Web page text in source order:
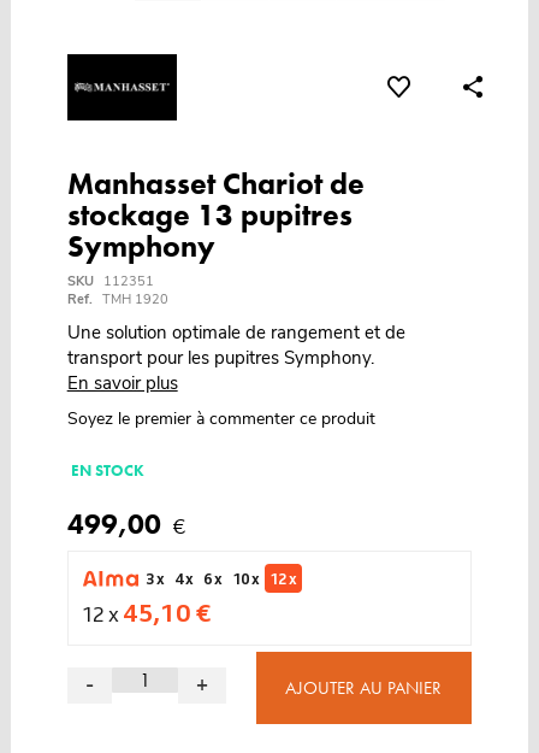
Manhasset Chariot de
stockage 13 pupitres
Symphony
SKU
112351
Ref. TMH 1920
Une solution optimale de rangement et de
transport pour les pupitres Symphony.
En savoir plus
Soyez le premier à commenter ce produit
EN STOCK
499,00 €
3 x 4 x 6 x 10 x 12 x
12 x 45,10 €
- + AJOUTER AU PANIER